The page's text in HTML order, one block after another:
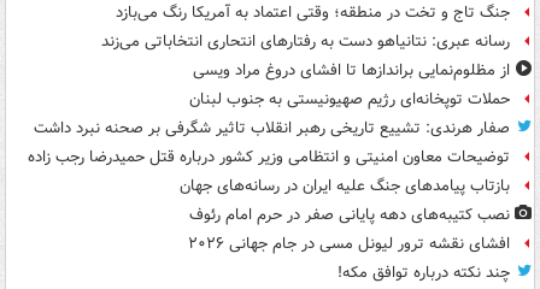
جنگ تاج و تخت در منطقه؛ وقتی اعتماد به آمریکا رنگ می‌بازد
رسانه عبری: نتانیاهو دست به رفتارهای انتحاری انتخاباتی می‌زند
از مظلوم‌نمایی براندازها تا افشای دروغ مراد ویسی
حملات توپخانه‌ای رژیم صهیونیستی به جنوب لبنان
صفار هرندی: تشییع تاریخی رهبر انقلاب تاثیر شگرفی بر صحنه نبرد داشت
توضیحات معاون امنیتی و انتظامی وزیر کشور درباره قتل حمیدرضا رجب زاده
بازتاب پیامدهای جنگ علیه ایران در رسانه‌های جهان
نصب کتیبه‌های دهه پایانی صفر در حرم امام رئوف
افشای نقشه ترور لیونل مسی در جام جهانی ۲۰۲۶
چند نکته درباره توافق مکه!